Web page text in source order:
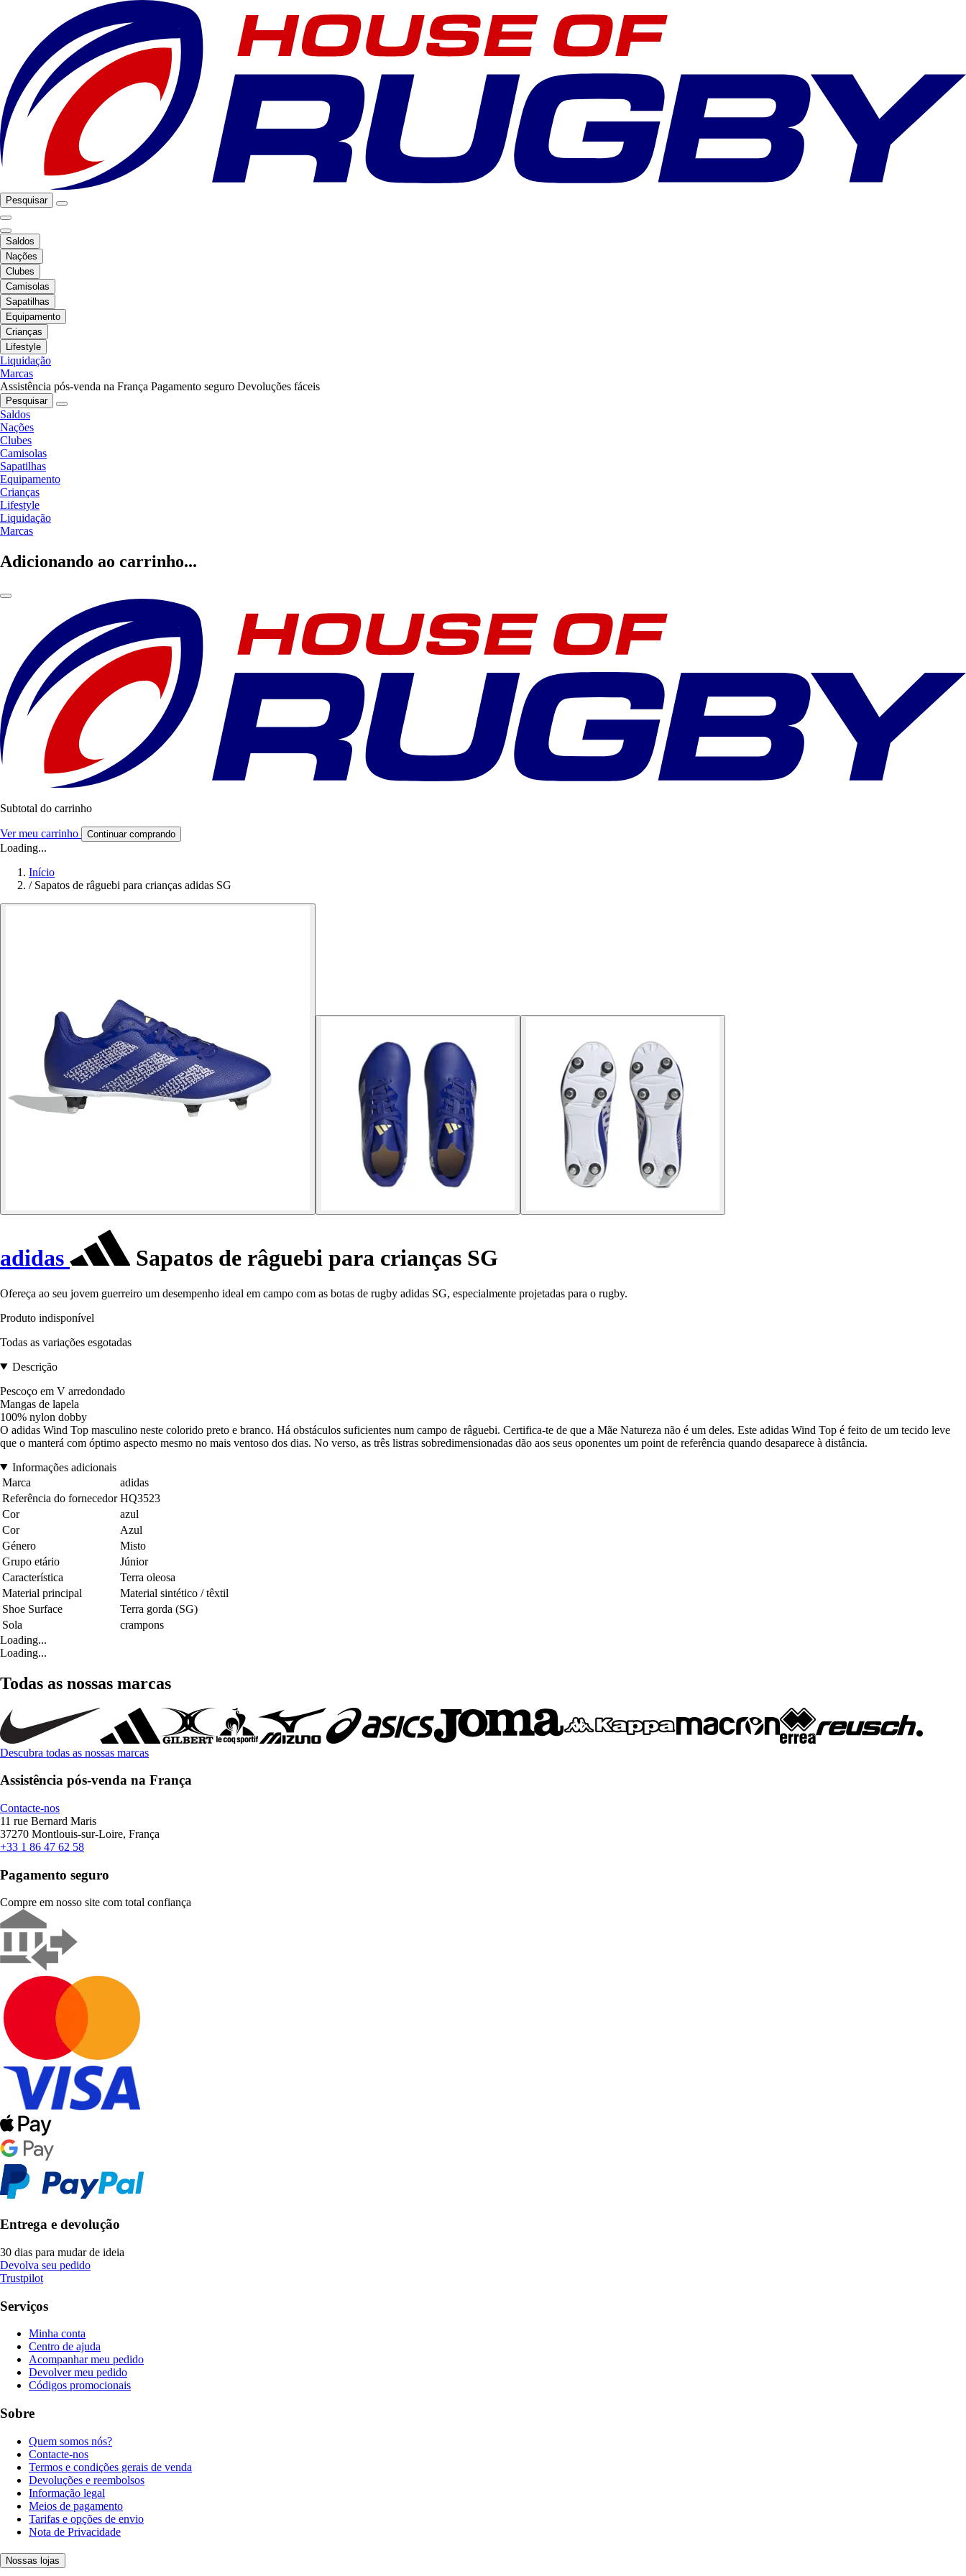
Pesquisar
Saldos
Nações
Clubes
Camisolas
Sapatilhas
Equipamento
Crianças
Lifestyle
Liquidação
Marcas
Assistência pós-venda na França Pagamento seguro Devoluções fáceis
Pesquisar
Saldos
Nações
Clubes
Camisolas
Sapatilhas
Equipamento
Crianças
Lifestyle
Liquidação
Marcas
Adicionando ao carrinho...
Subtotal do carrinho
Ver meu carrinho Continuar comprando
Loading...
Início
/ Sapatos de râguebi para crianças adidas SG
adidas Sapatos de râguebi para crianças SG
Ofereça ao seu jovem guerreiro um desempenho ideal em campo com as botas de rugby adidas SG, especialmente projetadas para o rugby.
Produto indisponível
Todas as variações esgotadas
Descrição
Pescoço em V arredondado
Mangas de lapela
100% nylon dobby
O adidas Wind Top masculino neste colorido preto e branco. Há obstáculos suficientes num campo de râguebi. Certifica-te de que a Mãe Natureza não é um deles. Este adidas Wind Top é feito de um tecido leve
que o manterá com óptimo aspecto mesmo no mais ventoso dos dias. No verso, as três listras sobredimensionadas dão aos seus oponentes um point de referência quando desaparece à distância.
Informações adicionais
Marca
adidas
Referência do fornecedor HQ3523
Cor
azul
Cor
Azul
Género
Misto
Grupo etário
Júnior
Característica
Terra oleosa
Material principal
Material sintético / têxtil
Shoe Surface
Terra gorda (SG)
Sola
crampons
Loading...
Loading...
Todas as nossas marcas
Descubra todas as nossas marcas
Assistência pós-venda na França
Contacte-nos
11 rue Bernard Maris
37270 Montlouis-sur-Loire, França
+33 1 86 47 62 58
Pagamento seguro
Compre em nosso site com total confiança
Entrega e devolução
30 dias para mudar de ideia
Devolva seu pedido
Trustpilot
Serviços
Minha conta
Centro de ajuda
Acompanhar meu pedido
Devolver meu pedido
Códigos promocionais
Sobre
Quem somos nós?
Contacte-nos
Termos e condições gerais de venda
Devoluções e reembolsos
Informação legal
Meios de pagamento
Tarifas e opções de envio
Nota de Privacidade
Nossas lojas